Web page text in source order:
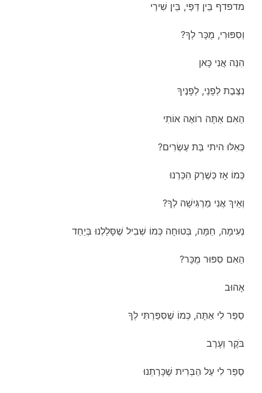
מדפדף בֵּין דַּפַּי, בֵּין שִׁירַי
וְסִפּוּרִי, מֻכָּר לְךָ?
הִנֵּה אֲנִי כָּאן
נִצֶּבֶת לְפָנַי, לְפָנֶיךָ
הַאִם אַתָּה רוֹאֶה אוֹתִי
כְּאִלּוּ היתי בַּת עֶשְׂרִים?
כְּמוֹ אָז כְּשֶׁרַק הִכַּרְנוּ
וְאֵיךְ אֲנִי מַרְגִּישָׁה לְךָ?
נְעִימָה, חַמָּה, בְּטוּחָה כְּמוֹ שְׁבִיל שֶׁסָּלַלְנוּ בְּיַחַד
הַאִם סִפּוּר מֻכָּר?
אָהוּב
סַפֵּר לִי אַתָּה, כְּמוֹ שֶׁסִּפַּרְתִּי לְךָ
בֹּקֶר וְעֶרֶב
סַפֵּר לִי עַל הַבְּרִית שֶׁכָּרַתְנוּ